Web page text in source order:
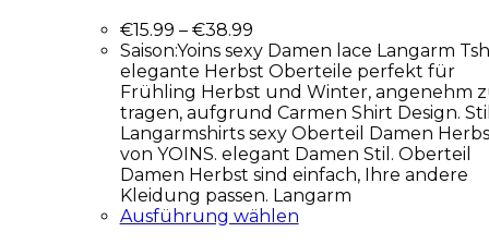
€15.99 – €38.99
Saison:Yoins sexy Damen lace Langarm
elegante Herbst Oberteile perfekt für
Frühling Herbst und Winter, angenehm
tragen, aufgrund Carmen Shirt Design.
Langarmshirts sexy Oberteil Damen
von YOINS. elegant Damen Stil. Oberteil
Damen Herbst sind einfach, Ihre andere
Kleidung passen. Langarm
Ausführung wählen